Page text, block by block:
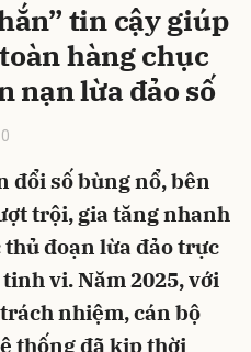
tin cậy giúp
hàng chục
nạn lừa đảo số
đổi số bùng nổ, bên
trội, gia tăng nhanh
thủ đoạn lừa đảo trực
vi. Năm 2025, với
nhiệm, cán bộ
thống đã kịp thời